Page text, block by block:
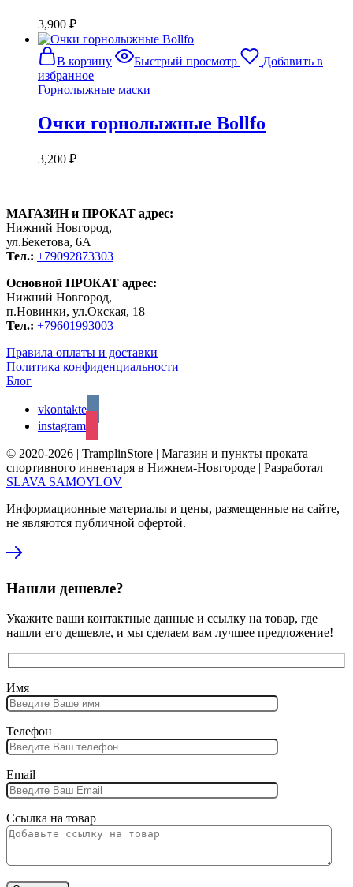
3,900 ₽
В корзину Быстрый просмотр
Добавить в
избранное
Горнолыжные маски
Очки горнолыжные Bollfo
3,200 ₽
МАГАЗИН и ПРОКАТ адрес:
Нижний Новгород,
ул.Бекетова, 6А
Тел.: +79092873303
Основной ПРОКАТ адрес:
Нижний Новгород,
п.Новинки, ул.Окская, 18
Тел.: +79601993003
Правила оплаты и доставки
Политика конфиденциальности
Блог
vkontakte
instagram
© 2020-2026 | TramplinStore | Магазин и пункты проката
спортивного инвентаря в Нижнем-Новгороде | Разработал
SLAVA SAMOYLOV
Информационные материалы и цены, размещенные на сайте,
не являются публичной офертой.
Нашли дешевле?
Укажите ваши контактные данные и ссылку на товар, где
нашли его дешевле, и мы сделаем вам лучшее предложение!
Имя
Телефон
Email
Ссылка на товар